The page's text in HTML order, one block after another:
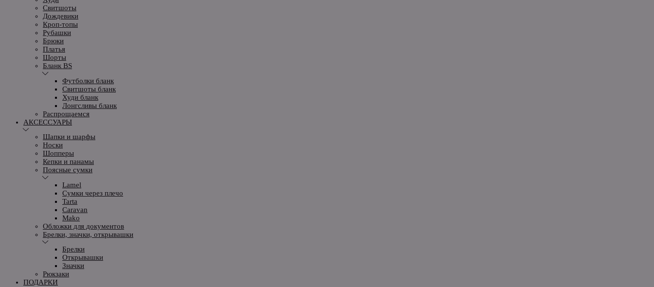
Свитшоты
Дождевики
Кроп-топы
Рубашки
Брюки
Платья
Шорты
Бланк BS
Футболки бланк
Свитшоты бланк
Худи бланк
Лонгсливы бланк
Распрощаемся
АКСЕССУАРЫ
Шапки и шарфы
Носки
Шопперы
Кепки и панамы
Поясные сумки
Lamel
Сумки через плечо
Tarta
Caravan
Mako
Обложки для документов
Брелки, значки, открывашки
Брелки
Открывашки
Значки
Рюкзаки
ПОДАРКИ